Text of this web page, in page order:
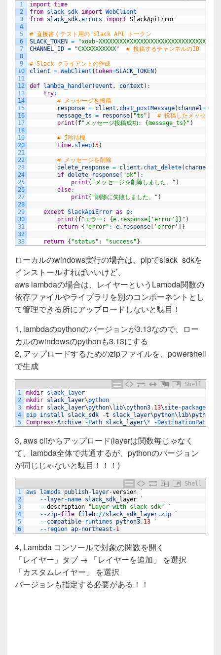
1
2
3
4
5
6
7
8
9
10
11
12
13
14
15
16
17
18
19
20
21
22
23
24
25
26
27
28
29
30
31
32
33
import time
from slack_sdk import WebClient
from slack_sdk.errors import SlackApiError
# 直接書くテスト用の Slack API トークン
SLACK_TOKEN =
"xoxb-
CHANNEL_ID = "CXXXXXXXXXX" # 投稿するチャンネルのID
# Slack クライアントの作成
client = WebClient (token=SLACK_TOKEN)
def lambda_handler(event , context ) :
try:
# メッセージを投稿
response = client . chat_postMessage( channel=
message_ts = response [ "ts" ]
# 投稿したメッセージ
print ( f"メッセージ投稿成功: {message_ts}" )
# 5秒待機
time. sleep(5)
# メッセージを削除
delete_response = client . chat_delete( channel
if delete_response [ "ok" ] :
print ( "メッセージを削除しました。" )
else:
print ( "削除に失敗しました。" )
except SlackApiError as e:
print ( f"エラー: {e.response['error']}" )
return { "error" : e. response [ 'error' ] }
return { "status" : "success"}
ローカルのwindows実行の場合は、pipでslack_sdkを
インストールすればいいけど、
aws lambdaの場合は、レイヤーというLambda関数の
依存ファイルやライブラリを別のコンポーネントとし
て管理できる所にアップロードしないと駄目！
1, lambdaのpythonのバージョンが3.13なので、ロー
カルのwindowsのpythonも3.13にする
2, アップロードするためのzipファイルを、powershell
で生成
Shell
1
2
3
4
5
mkdir slack_layer
mkdir slack_layer\python
mkdir slack_layer\python\lib\python3. 13\site-packages
pip install slack_sdk -t slack_layer\python\lib\python3
Compress -Archive -Path slack_layer\* -DestinationPath
3, aws cliからアップロード(layerは関数毎じゃなく
て、lambda全体で共通するが、pythonのバージョン
が同じじゃないと駄目！！！)
Shell
1
2
3
4
5
6
aws lambda publish-layer-version
`
--layer-name slack_sdk layer
`
--description "Layer with slack_sdk"
`
--zip-file fileb: //slack_sdk_layer.zip
`
--compatible- runtimes python3. 13
`
-- region ap-northeast -1
4, Lambda コンソールで対象の関数を開く
「レイヤー」タブ → 「レイヤーを追加」 を選択
「カスタムレイヤー」 を選択
バージョンも指定する必要がある！！